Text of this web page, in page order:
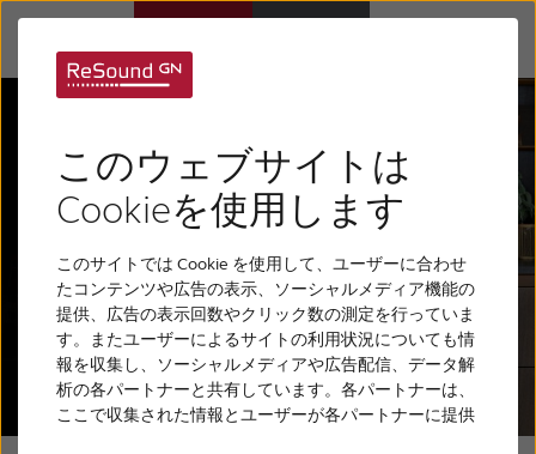
このウェブサイトは
Cookieを使用します
このサイトでは Cookie を使用して、ユーザーに合わせ
たコンテンツや広告の表示、ソーシャルメディア機能の
提供、広告の表示回数やクリック数の測定を行っていま
す。またユーザーによるサイトの利用状況についても情
報を収集し、ソーシャルメディアや広告配信、データ解
析の各パートナーと共有しています。各パートナーは、
ここで収集された情報とユーザーが各パートナーに提供
難聴について
リサウンドについて
サポート
採用情報